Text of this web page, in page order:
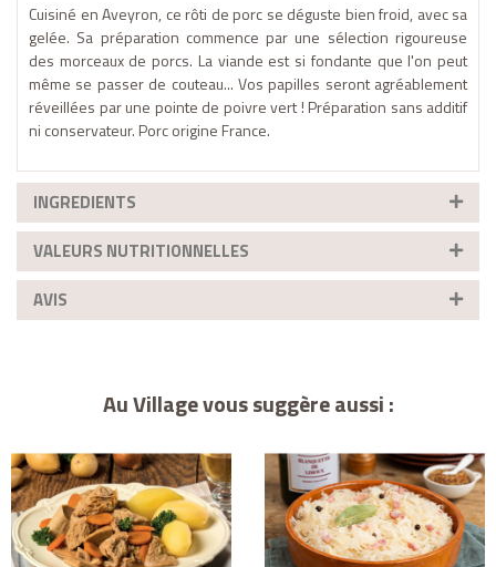
Cuisiné en Aveyron, ce rôti de porc se déguste bien froid, avec sa
gelée. Sa préparation commence par une sélection rigoureuse
des morceaux de porcs. La viande est si fondante que l'on peut
même se passer de couteau... Vos papilles seront agréablement
réveillées par une pointe de poivre vert ! Préparation sans additif
ni conservateur. Porc origine France.
INGREDIENTS
VALEURS NUTRITIONNELLES
AVIS
Au Village vous suggère aussi :